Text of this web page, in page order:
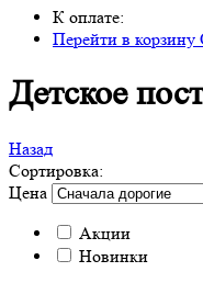
К оплате:
Перейти в корзину
Детское
Назад
Сортировка:
Цена
Акции
Новинки